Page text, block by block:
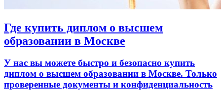
Где купить диплом о высшем
образовании в Москве
У нас вы можете быстро и безопасно купить
диплом о высшем образовании в Москве. Только
проверенные документы и конфиденциальность